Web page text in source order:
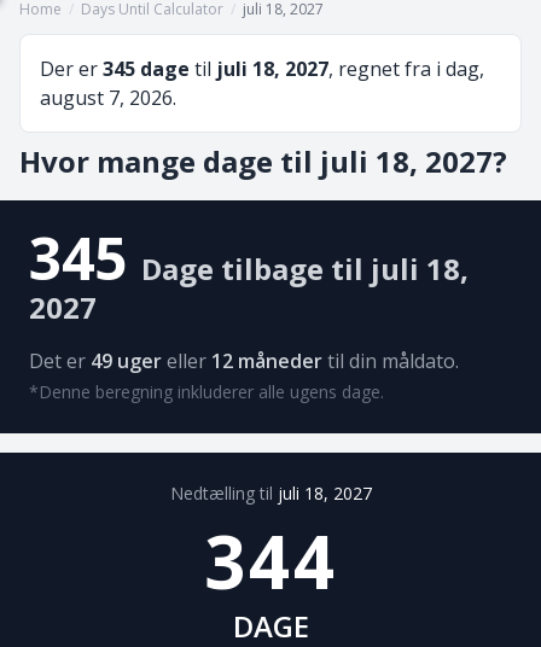
Home / Days Until Calculator / juli 18, 2027
Der er345 dage til juli 18, 2027, regnet fra i dag,
august 7, 2026.
Hvor mange dage til juli 18, 2027?
345 Dage tilbage til juli 18,
2027
Det er 49 ugereller 12 månedertil din måldato.
*Denne beregning inkluderer alle ugens dage.
Nedtælling til juli 18, 2027
344
DAGE